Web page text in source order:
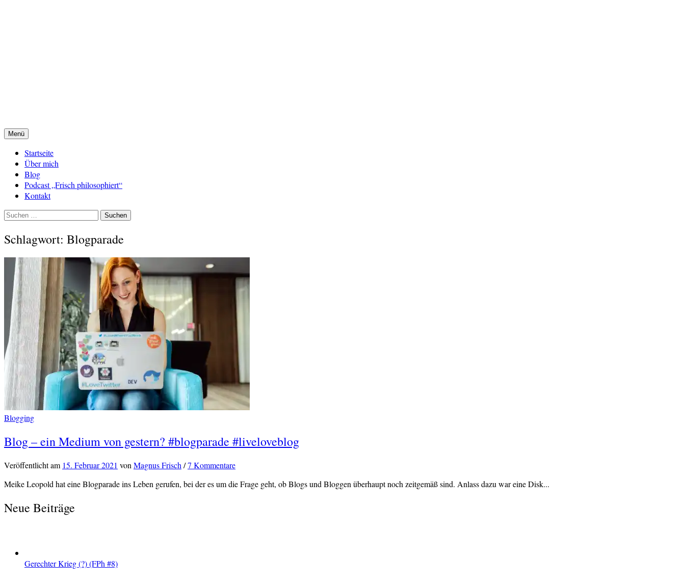
Menü
Startseite
Über mich
Blog
Podcast „Frisch philosophiert“
Kontakt
Suchen
Schlagwort: Blogparade
Blogging
Blog – ein Medium von gestern? #blogparade #liveloveblog
Veröffentlichtam 15. Februar 2021 von Magnus Frisch /7 Kommentare
Meike Leopold hat eine Blogparade ins Leben gerufen, bei der es um die Frage geht, ob Blogs und Bloggen überhaupt noch zeitgemäß sind. Anlass dazu war eine Disk...
Neue Beiträge
Gerechter Krieg (?) (FPh #8)